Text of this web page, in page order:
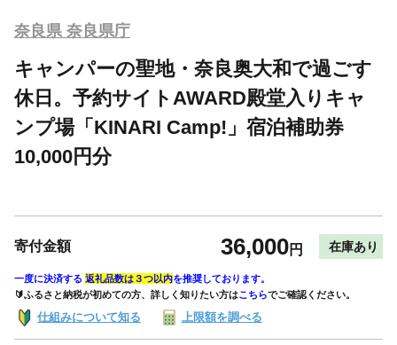
奈良県 奈良県庁
キャンパーの聖地・奈良奥大和で過ごす
休日。予約サイトAWARD殿堂入りキャ
ンプ場「KINARI Camp!」宿泊補助券
10,000円分
寄付金額 36,000円 在庫あり
一度に決済する 返礼品数は３つ以内を推奨しております。
🔰ふるさと納税が初めての方、詳しく知りたい方はこちらでご確認ください。
仕組みについて知る 上限額を調べる